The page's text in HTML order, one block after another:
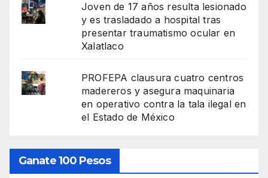
Joven de 17 años resulta lesionado
y es trasladado a hospital tras
presentar traumatismo ocular en
Xalatlaco
PROFEPA clausura cuatro centros
madereros y asegura maquinaria
en operativo contra la tala ilegal en
el Estado de México
Ganate 100 Pesos